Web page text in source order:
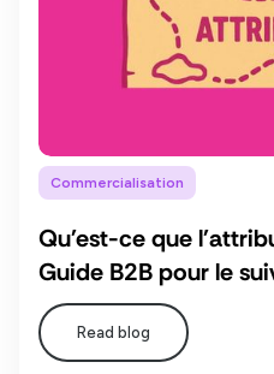
Commercialisation
Qu'est-ce que
Guide B2B pour le
Read blog